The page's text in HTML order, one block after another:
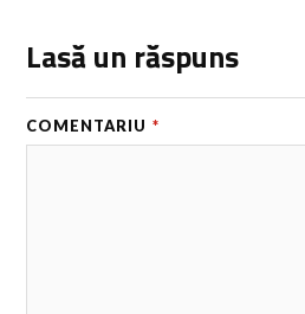
Lasă un răspuns
COMENTARIU *